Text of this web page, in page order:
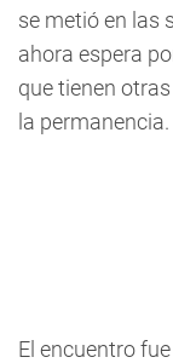
se metió en las
ahora espera
que tienen
la permanencia.
El encuentro